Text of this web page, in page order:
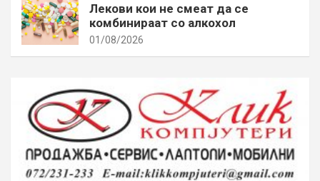
Лекови кои не смеат да се
комбинираат со алкохол
01/08/2026